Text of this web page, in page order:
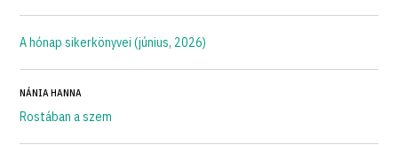
A hónap sikerkönyvei (június, 2026)
NÁNIA HANNA
Rostában a szem